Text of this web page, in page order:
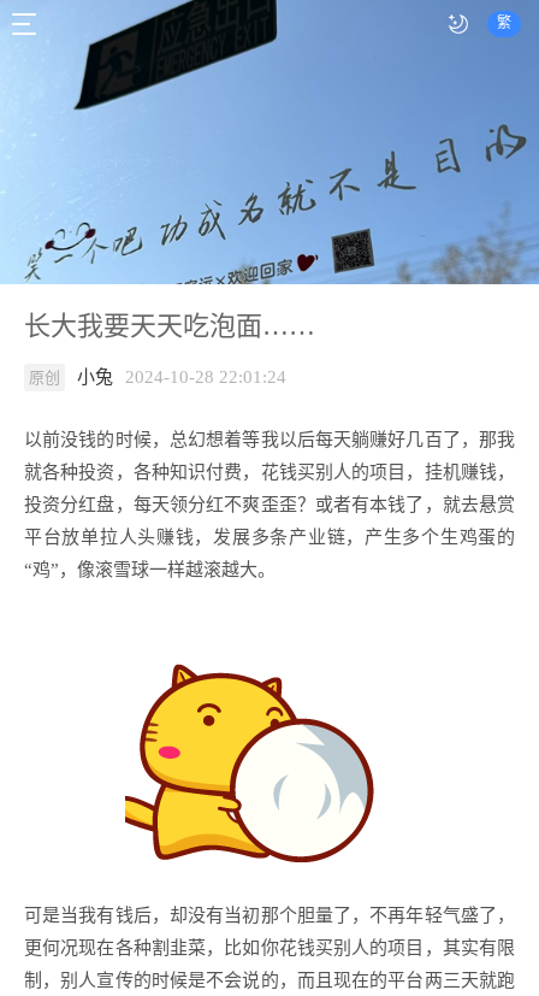
繁
长大我要天天吃泡面……
原创 小兔 2024-10-28 22:01:24
以前没钱的时候，总幻想着等我以后每天躺赚好几百了，那我
就各种投资，各种知识付费，花钱买别人的项目，挂机赚钱，
投资分红盘，每天领分红不爽歪歪？或者有本钱了，就去悬赏
平台放单拉人头赚钱，发展多条产业链，产生多个生鸡蛋的
“鸡”，像滚雪球一样越滚越大。
可是当我有钱后，却没有当初那个胆量了，不再年轻气盛了，
更何况现在各种割韭菜，比如你花钱买别人的项目，其实有限
制，别人宣传的时候是不会说的，而且现在的平台两三天就跑